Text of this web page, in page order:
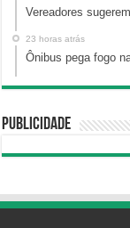
Vereadores
23 horas atrás
Ônibus pega fogo
Publicidade